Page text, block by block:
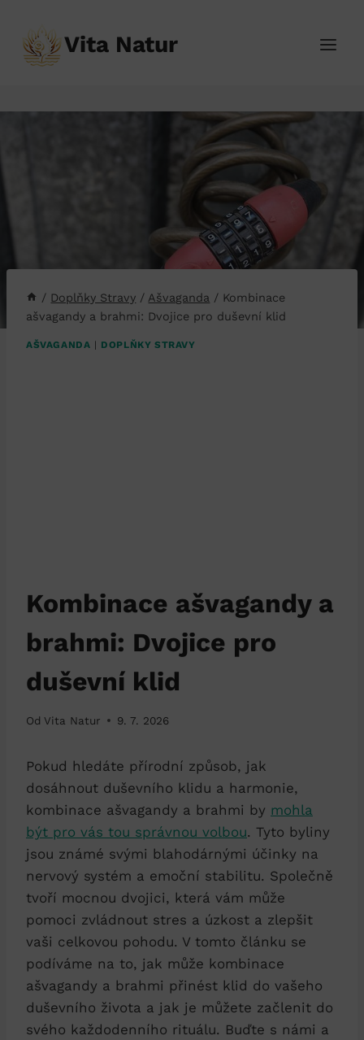
obsah
Vita Natur
/ Doplňky Stravy / Ašvaganda / Kombinace
ašvagandy a brahmi: Dvojice pro duševní klid
AŠVAGANDA DOPLŇKY STRAVY
Kombinace ašvagandy a
brahmi: Dvojice pro
duševní klid
Od Vita Natur 9. 7. 2026
Pokud hledáte přírodní způsob, jak
dosáhnout duševního klidu a harmonie,
kombinace ašvagandy a brahmi by mohla
být pro vás tou správnou volbou. Tyto byliny
jsou známé svými blahodárnými účinky na
nervový systém a emoční stabilitu. Společně
tvoří mocnou dvojici, která vám může
pomoci zvládnout stres a úzkost a zlepšit
vaši celkovou pohodu. V tomto článku se
podíváme na to, jak může kombinace
ašvagandy a brahmi přinést klid do vašeho
duševního života a jak je můžete začlenit do
svého každodenního rituálu. Buďte s námi a